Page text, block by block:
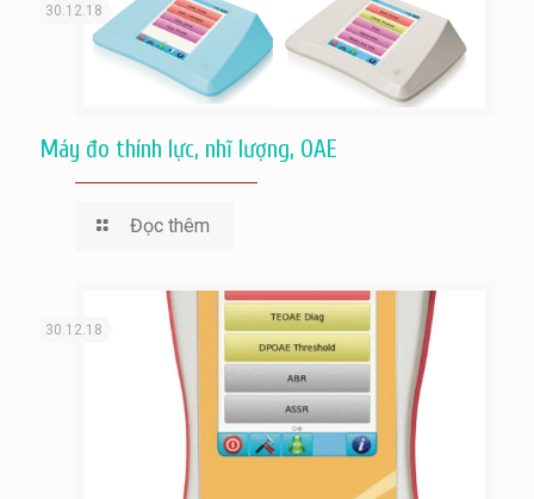
30.12.18
Máy đo thính lực, nhĩ lượng, OAE
Đọc thêm
30.12.18